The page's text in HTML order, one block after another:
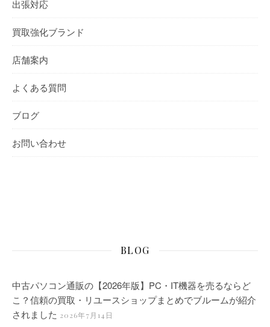
出張対応
買取強化ブランド
店舗案内
よくある質問
ブログ
お問い合わせ
BLOG
中古パソコン通販の【2026年版】PC・IT機器を売るならど
こ？信頼の買取・リユースショップまとめでブルームが紹介
されました 2026年7月14日